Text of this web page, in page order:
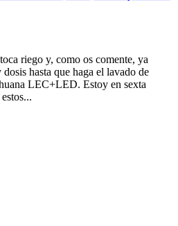
riego y, como os comente, ya
hasta que haga el lavado de
LEC+LED. Estoy en sexta